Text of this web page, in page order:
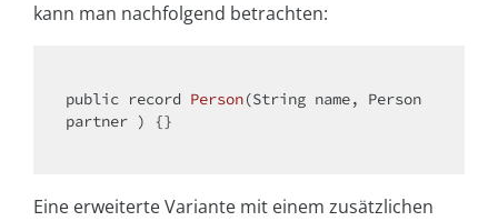
kann man nachfolgend betrachten:
public record Person(String name, Person
partner )
{}
Eine erweiterte Variante mit einem zusätzlichen